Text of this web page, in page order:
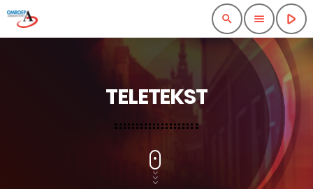
search menu play_arrow
TELETEKST